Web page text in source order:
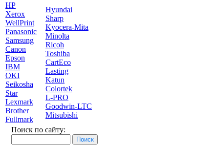
HP
Xerox
WellPrint
Panasonic
Samsung
Canon
Epson
IBM
OKI
Seikosha
Star
Lexmark
Brother
Fullmark
Hyundai
Sharp
Kyocera-Mita
Minolta
Ricoh
Toshiba
CartEco
Lasting
Katun
Colortek
L-PRO
Goodwin-LTC
Mitsubishi
Поиск по сайту: